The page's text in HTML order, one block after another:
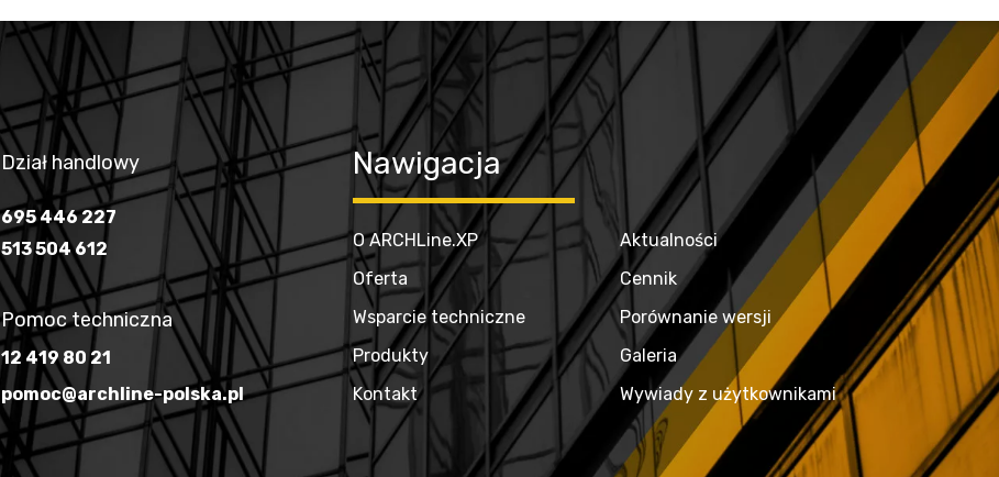
Dział handlowy
695 446 227
513 504 612
Pomoc techniczna
12 419 80 21
pomoc@archline-polska.pl
Nawigacja
O ARCHLine.XP
Oferta
Wsparcie techniczne
Produkty
Kontakt
Aktualności
Cennik
Porównanie wersji
Galeria
Wywiady z użytkownikami